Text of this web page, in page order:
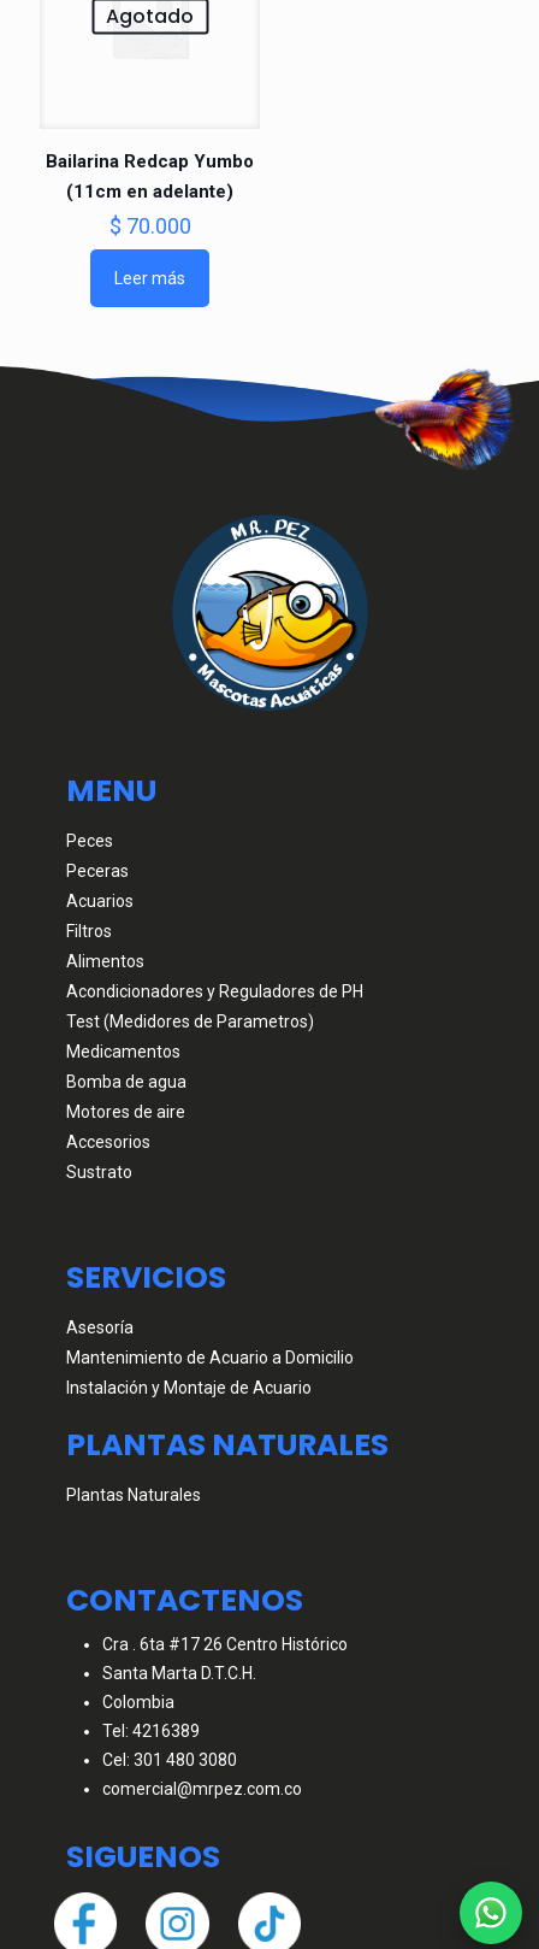
Agotado
Bailarina Redcap Yumbo
(11cm en adelante)
$ 70.000
Leer más
MENU
Peces
Peceras
Acuarios
Filtros
Alimentos
Acondicionadores y Reguladores de PH
Test (Medidores de Parametros)
Medicamentos
Bomba de agua
Motores de aire
Accesorios
Sustrato
SERVICIOS
Asesoría
Mantenimiento de Acuario a Domicilio
Instalación y Montaje de Acuario
PLANTAS NATURALES
Plantas Naturales
CONTACTENOS
Cra . 6ta #17 26 Centro Histórico
Santa Marta D.T.C.H.
Colombia
Tel: 4216389
Cel: 301 480 3080
comercial@mrpez.com.co
SIGUENOS